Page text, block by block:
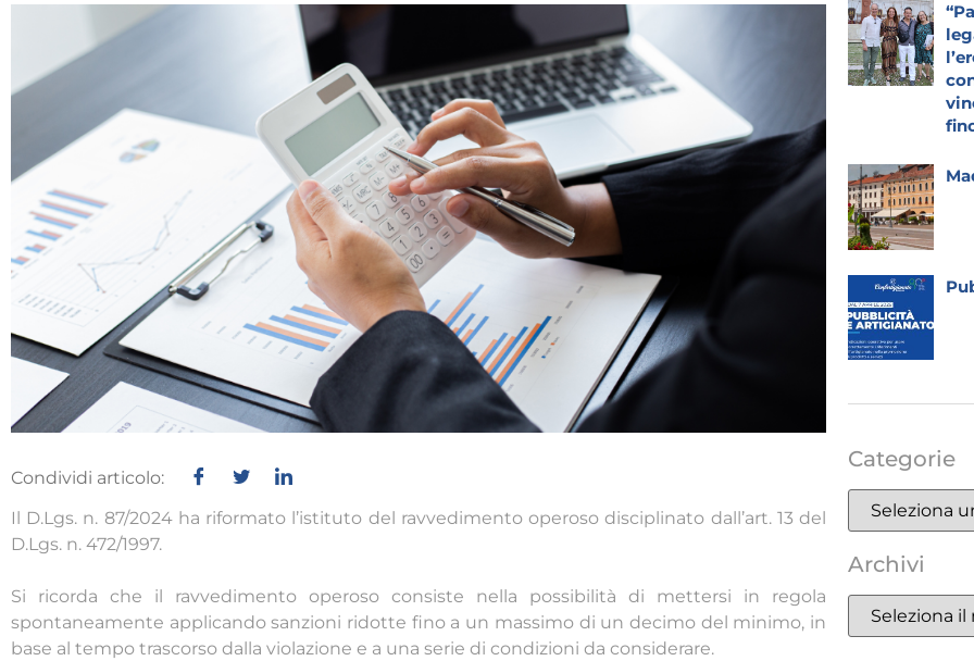
Condividi articolo:
Il D.Lgs. n. 87/2024 ha riformato l’istituto del ravvedimento operoso disciplinato dall’art. 13 del
D.Lgs. n. 472/1997.
Si ricorda che il ravvedimento operoso consiste nella possibilità di mettersi in regola
spontaneamente applicando sanzioni ridotte fino a un massimo di un decimo del minimo, in
base al tempo trascorso dalla violazione e a una serie di condizioni da considerare.
Categorie
Archivi